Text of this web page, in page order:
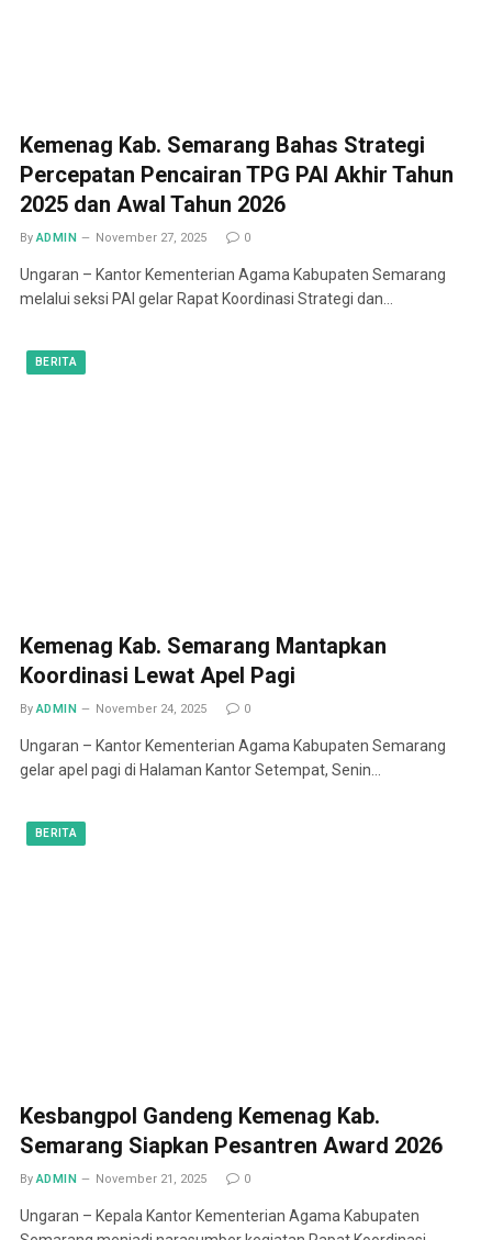
Kemenag Kab. Semarang Bahas Strategi
Percepatan Pencairan TPG PAI Akhir Tahun
2025 dan Awal Tahun 2026
By ADMIN November 27, 2025 0
Ungaran – Kantor Kementerian Agama Kabupaten Semarang
melalui seksi PAI gelar Rapat Koordinasi Strategi dan…
BERITA
Kemenag Kab. Semarang Mantapkan
Koordinasi Lewat Apel Pagi
By ADMIN November 24, 2025 0
Ungaran – Kantor Kementerian Agama Kabupaten Semarang
gelar apel pagi di Halaman Kantor Setempat, Senin…
BERITA
Kesbangpol Gandeng Kemenag Kab.
Semarang Siapkan Pesantren Award 2026
By ADMIN November 21, 2025 0
Ungaran – Kepala Kantor Kementerian Agama Kabupaten